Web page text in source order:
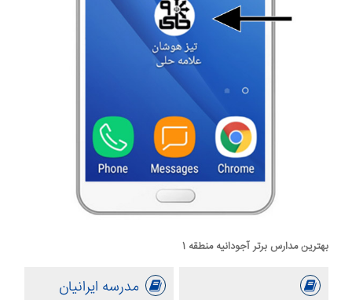
بهترین مدارس برتر آجودانیه منطقه 1
مدرسه ایرانیان